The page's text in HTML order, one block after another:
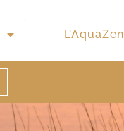
L’AquaZen